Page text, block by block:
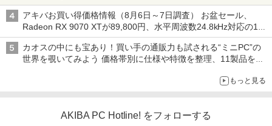
アキバお買い得価格情報（8月6日～7日調査） お盆セール、
Radeon RX 9070 XTが89,800円、水平周波数24.8kHz対応の17
型モニターが9,801円、暑さ指数連動セール ほか
カオスの中にも宝あり！買い手の通販力も試される“ミニPC”の
世界を覗いてみよう 価格帯別に仕様や特徴を整理、11製品をピ
もっと見る
AKIBA PC Hotline! をフォローする